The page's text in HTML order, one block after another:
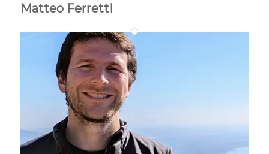
Matteo Ferretti